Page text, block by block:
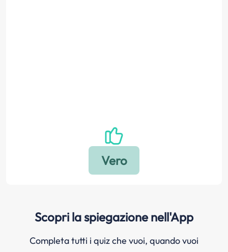
Scopri la spiegazione nell'App
Completa tutti i quiz che vuoi, quando vuoi